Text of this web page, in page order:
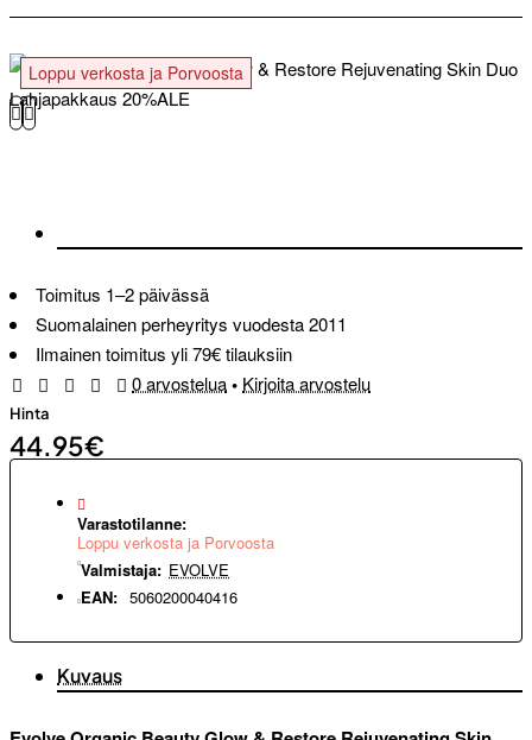
Loppu verkosta ja Porvoosta
Toimitus 1–2 päivässä
Suomalainen perheyritys vuodesta 2011
Ilmainen toimitus yli 79€ tilauksiin
0 arvostelua• Kirjoita arvostelu
Hinta
44.95€
Varastotilanne:
Loppu verkosta ja Porvoosta
Valmistaja: EVOLVE
EAN: 5060200040416
Kuvaus